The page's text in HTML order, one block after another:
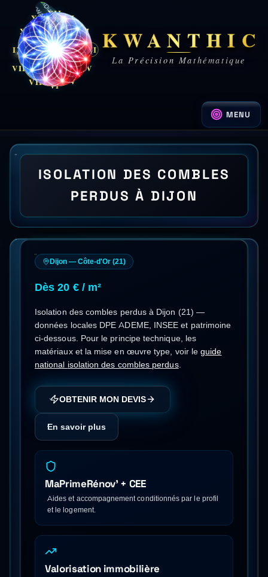
XII I
II
III
III
IV
V
VI
VII
VIII
IX
XI
KWANTHIC
La Précision Mathématique
MENU
ISOLATION DES COMBLES
PERDUS À DIJON
Dijon — Côte-d'Or (21)
Dès 20 € / m²
Isolation des combles perdusà Dijon (21) —
données locales DPE ADEME, INSEE et patrimoine
ci-dessous. Pour le principe technique, les
matériaux et la mise en œuvre type, voir le guide
national isolation des combles perdus.
OBTENIR MON DEVIS
En savoir plus
MaPrimeRénov' + CEE
Aides et accompagnement conditionnés par le profil
et le logement.
Valorisation immobilière